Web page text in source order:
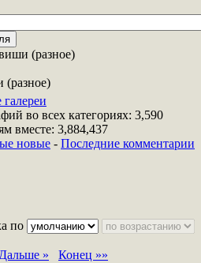
(разное)
(разное)
во всех категориях: 3,590
вместе: 3,884,437
новые - Последние комментарии
по
»
Конец »»